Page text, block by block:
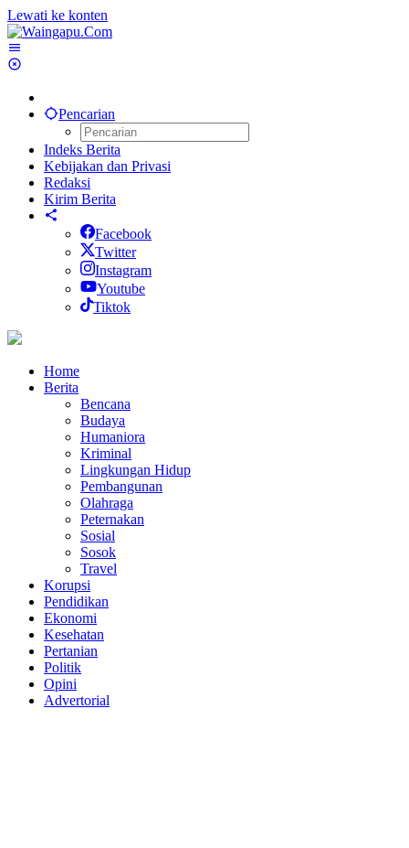
Lewati ke konten
Pencarian
Indeks Berita
Kebijakan dan Privasi
Redaksi
Kirim Berita
Facebook
Twitter
Instagram
Youtube
Tiktok
Home
Berita
Bencana
Budaya
Humaniora
Kriminal
Lingkungan Hidup
Pembangunan
Olahraga
Peternakan
Sosial
Sosok
Travel
Korupsi
Pendidikan
Ekonomi
Kesehatan
Pertanian
Politik
Opini
Advertorial